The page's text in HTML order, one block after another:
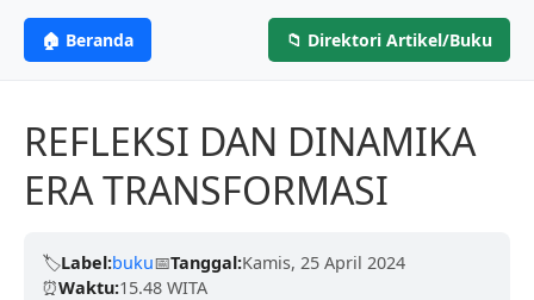
MI CV. MITRA ILMU
dan peneliti untuk mencerdaskan negeri.
ANGGOTA IKAPI
Profesional &
Terpercaya
Kami telah dipercaya oleh ribuan penulis dengan
ramah.
🏠 Beranda 📁 Direktori Artikel/Buku
REFLEKSI DAN DINAMIKA
ERA TRANSFORMASI
🏷️Label:buku📅Tanggal:Kamis, 25 April 2024
⏰Waktu:15.48 WITA